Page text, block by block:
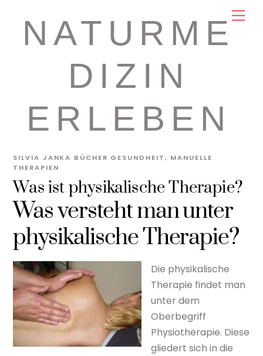
contentNATURME
DIZIN
ERLEBEN
Was ist physikalische Therapie?
SILVIA JANKA BÜCHER GESUNDHEIT, MANUELLE
THERAPIEN
Was versteht man unter
physikalische Therapie?
Die physikalische
Therapie findet man
unter dem
Oberbegriff
Physiotherapie. Diese
gliedert sich in die